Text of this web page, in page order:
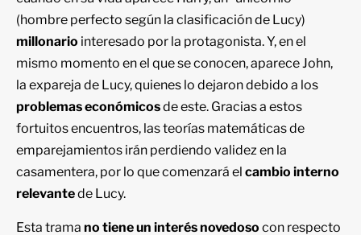
(hombre perfecto según la clasificación de Lucy)
millonario interesado por la protagonista. Y, en el
mismo momento en el que se conocen, aparece John,
la expareja de Lucy, quienes lo dejaron debido a los
problemas económicosde este. Gracias a estos
fortuitos encuentros, las teorías matemáticas de
emparejamientos irán perdiendo validez en la
casamentera, por lo que comenzará el cambio interno
relevantede Lucy.
Esta trama no tiene un interés novedoso con respecto